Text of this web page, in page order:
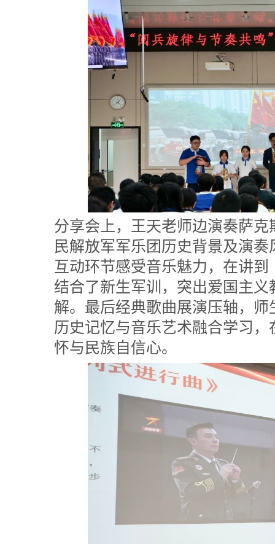
分享会上，王天老师边演奏萨
民解放军军乐团历史背景及演
互动环节感受音乐魅力，在讲
结合了新生军训，突出爱国主
解。最后经典歌曲展演压轴，
历史记忆与音乐艺术融合学习
怀与民族自信心。